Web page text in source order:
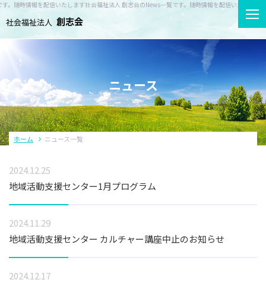
。随時情報を配信いたします社会福祉法人 創志会のNews一覧です。随時情報を配信いたします
ホーム
ニュース
ニュース
ホーム ニュース一覧
2024.12.25
地域活動支援センター1月プログラム
2024.11.29
地域活動支援センター カルチャー講座中止のお知らせ
2024.12.17